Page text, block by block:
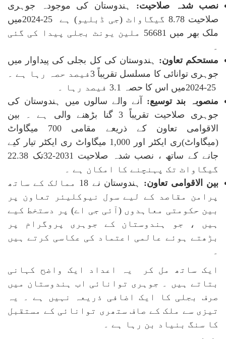
نصب شدہ صلاحیت:
ہندوستان کی موجودہ جوہری
صلاحیت 8.78 گیگاواٹ (جی ڈبلیو) ہے
2024-25میں
ملک بھر میں 56681 ملین یونٹ بجلی پیدا کی گئی
۔
مستحکم تعاون: ہندوستان کی کل بجلی کی پیداوار میں
جوہری توانائی کا مسلسل تقریباً 3فیصد حصہ رہا ہے ۔
2024-25میں اس کا حصہ 3.1 فیصد رہا ۔
منصوبہ بند توسیع:
آنے والے سالوں میں ہندوستان کی
جوہری صلاحیت تقریباً 3 گنا بڑھنے والی ہے ۔ بین
الاقوامی تعاون کے ذریعے مقامی 700 میگاواٹ
(میگاواٹ)ری ایکٹر اور 1,000 میگاواٹ ری ایکٹر تیار کیے
جانے کے ساتھ ، نصب شدہ صلاحیت 2031-32تک 22.38
گیگاواٹ تک پہنچنے کا امکان ہے ۔
بین الاقوامی تعاون:
ہندوستان نے 18 ممالک کے ساتھ
پرامن مقاصد کے لیے سول نیوکلیئر تعاون پر
بین حکومتی معاہدوں (آئی جی اے) پر دستخط کیے
ہیں ، جو ہندوستان کے جوہری پروگرام پر
بڑھتے ہوئے عالمی اعتماد کی عکاسی کرتے ہیں
۔
ایک ساتھ مل کر یہ اعداد ایک واضح کہانی
بتاتے ہیں ۔ جوہری توانائی اب ہندوستان میں
صرف بجلی کا ایک اضافی ذریعہ نہیں ہے ۔ یہ
تیزی سے ملک کے صاف ستھری توانائی کے مستقبل
کا سنگ بنیاد بن رہا ہے ۔